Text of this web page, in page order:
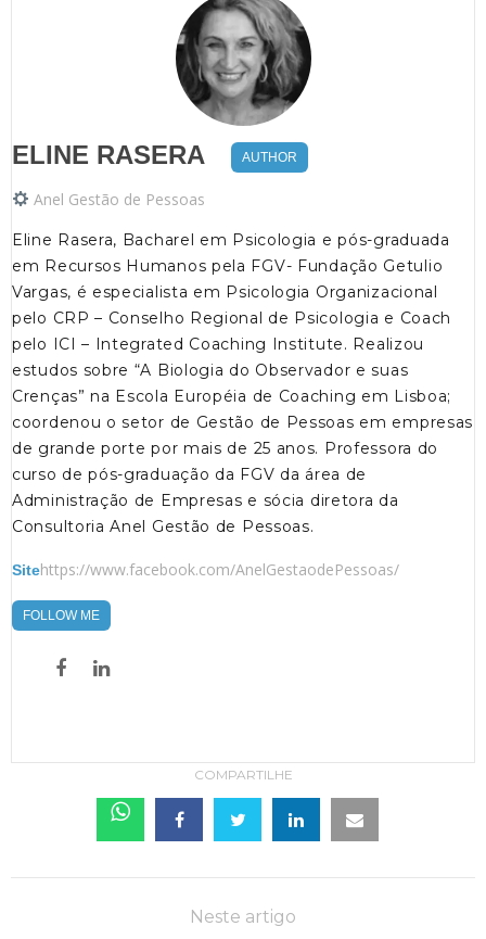
ELINE RASERA AUTHOR
Anel Gestão de Pessoas
Eline Rasera, Bacharel em Psicologia e pós-graduada
em Recursos Humanos pela FGV- Fundação Getulio
Vargas, é especialista em Psicologia Organizacional
pelo CRP – Conselho Regional de Psicologia e Coach
pelo ICI – Integrated Coaching Institute. Realizou
estudos sobre “A Biologia do Observador e suas
Crenças” na Escola Européia de Coaching em Lisboa;
coordenou o setor de Gestão de Pessoas em empresas
de grande porte por mais de 25 anos. Professora do
curso de pós-graduação da FGV da área de
Administração de Empresas e sócia diretora da
Consultoria Anel Gestão de Pessoas.
Sitehttps://www.facebook.com/AnelGestaodePessoas/
FOLLOW ME
COMPARTILHE
Neste artigo